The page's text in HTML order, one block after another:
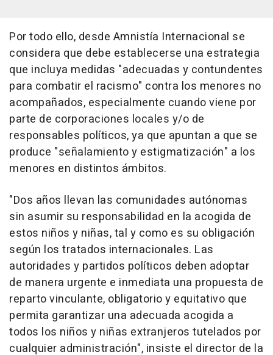
Por todo ello, desde Amnistía Internacional se
considera que debe establecerse una estrategia
que incluya medidas "adecuadas y contundentes
para combatir el racismo" contra los menores no
acompañados, especialmente cuando viene por
parte de corporaciones locales y/o de
responsables políticos, ya que apuntan a que se
produce "señalamiento y estigmatización" a los
menores en distintos ámbitos.
"Dos años llevan las comunidades autónomas
sin asumir su responsabilidad en la acogida de
estos niños y niñas, tal y como es su obligación
según los tratados internacionales. Las
autoridades y partidos políticos deben adoptar
de manera urgente e inmediata una propuesta de
reparto vinculante, obligatorio y equitativo que
permita garantizar una adecuada acogida a
todos los niños y niñas extranjeros tutelados por
cualquier administración", insiste el director de la